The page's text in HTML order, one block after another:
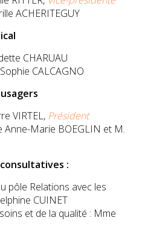
ACHERITEGUY
CHARUAU
CALCAGNO
VIRTEL, Président
Anne-Marie BOEGLIN et M.
:
pôle Relations avec les
CUINET
et de la qualité : Mme